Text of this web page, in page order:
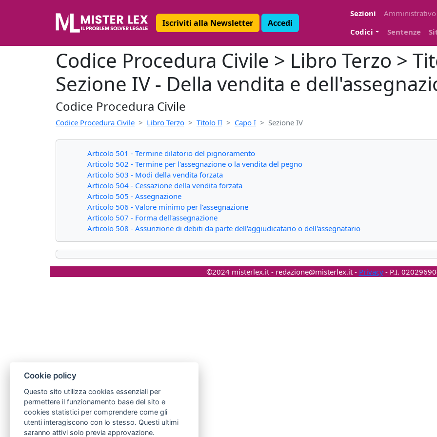
Iscriviti alla Newsletter Accedi
Sezioni
Amministrativo
Codici
Sentenze
Codice Procedura Civile > Libro Terzo >
Sezione IV - Della vendita e
Codice Procedura Civile
Codice Procedura Civile Libro Terzo Titolo II Capo I Sezione IV
Articolo 501 - Termine dilatorio del pignoramento
Articolo 502 - Termine per l'assegnazione o la vendita del pegno
Articolo 503 - Modi della vendita forzata
Articolo 504 - Cessazione della vendita forzata
Articolo 505 - Assegnazione
Articolo 506 - Valore minimo per l'assegnazione
Articolo 507 - Forma dell'assegnazione
Articolo 508 - Assunzione di debiti da parte dell'aggiudicatario o dell'assegnatario
©2024 misterlex.it - redazione@misterlex.it- Privacy- P.I.
Cookie policy
Questo sito utilizza cookies essenziali per
permettere il funzionamento base del sito e
cookies statistici per comprendere come gli
utenti interagiscono con lo stesso. Questi ultimi
saranno attivi solo previa approvazione.